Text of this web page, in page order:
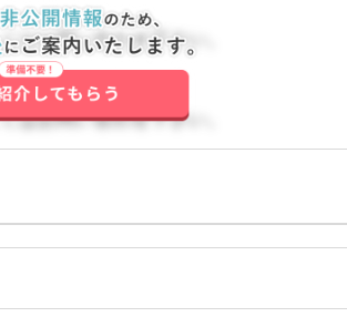
はお問い合わせ下さい。
はお問い合わせ下さい。